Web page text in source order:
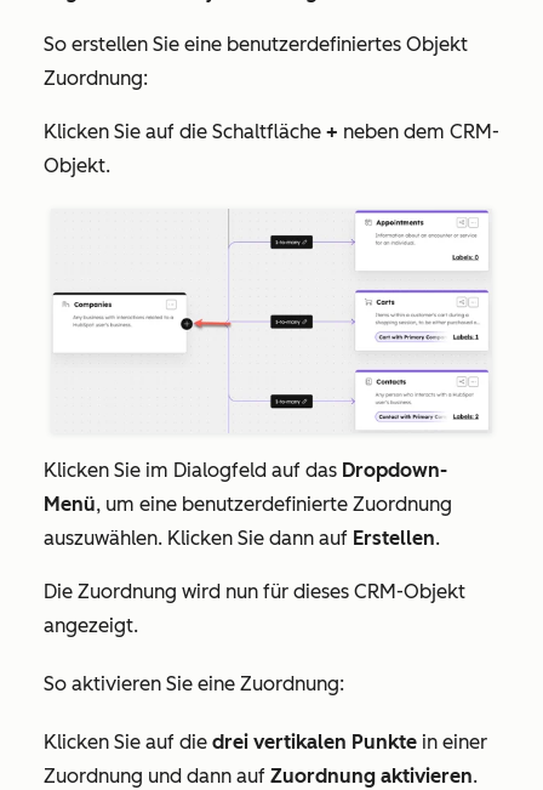
So erstellen Sie eine benutzerdefiniertes Objekt
Zuordnung:
Klicken Sie auf die Schaltfläche + neben dem CRM-
Objekt.
Klicken Sie im Dialogfeld auf das Dropdown-
Menü, um eine benutzerdefinierte Zuordnung
auszuwählen. Klicken Sie dann auf Erstellen.
Die Zuordnung wird nun für dieses CRM-Objekt
angezeigt.
So aktivieren Sie eine Zuordnung:
Klicken Sie auf die drei vertikalen Punkte in einer
Zuordnung und dann auf Zuordnung aktivieren.